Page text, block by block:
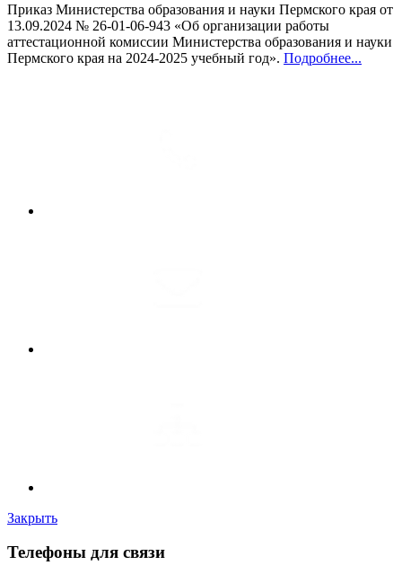
Приказ Министерства образования и науки Пермского края от
13.09.2024 № 26-01-06-943 «Об организации работы
аттестационной комиссии Министерства образования и науки
Пермского края на 2024-2025 учебный год». Подробнее...
Закрыть
Телефоны для связи